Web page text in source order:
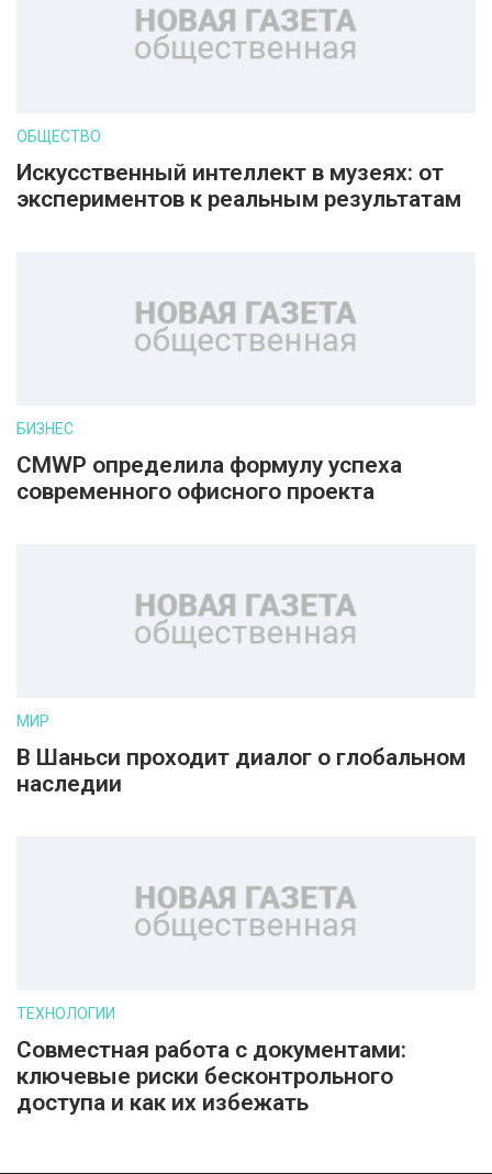
ОБЩЕСТВО
Искусственный интеллект в музеях: от
экспериментов к реальным результатам
БИЗНЕС
CMWP определила формулу успеха
современного офисного проекта
МИР
В Шаньси проходит диалог о глобальном
наследии
ТЕХНОЛОГИИ
Совместная работа с документами:
ключевые риски бесконтрольного
доступа и как их избежать